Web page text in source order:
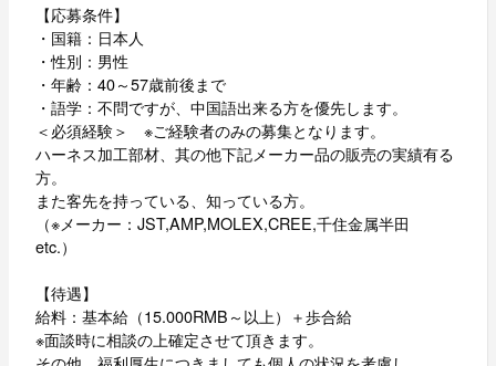
【応募条件】
・国籍：日本人
・性別：男性
・年齢：40～57歳前後まで
・語学：不問ですが、中国語出来る方を優先します。
＜必須経験＞ ※ご経験者のみの募集となります。
ハーネス加工部材、其の他下記メーカー品の販売の実績有る
方。
また客先を持っている、知っている方。
（※メーカー：JST,AMP,MOLEX,CREE,千住金属半田
etc.）
【待遇】
給料：基本給（15.000RMB～以上）＋歩合給
※面談時に相談の上確定させて頂きます。